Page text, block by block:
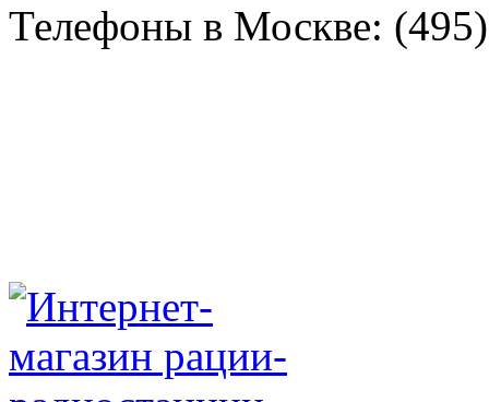
Телефоны в Москве: